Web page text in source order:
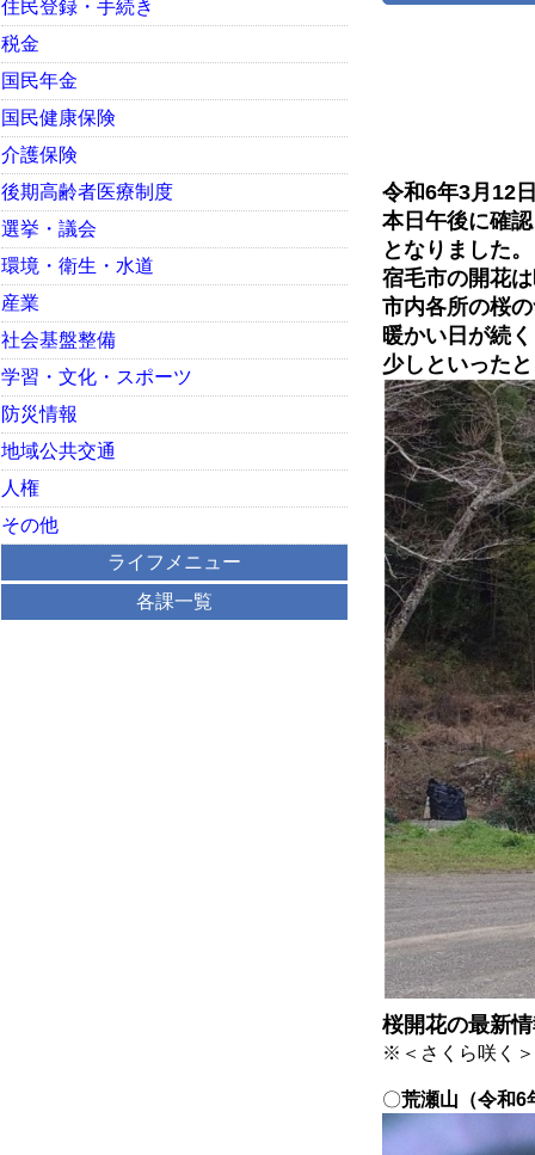
令和6年3月12
本日午後に確
となりました。
宿毛市の開花
市内各所の桜
暖かい日が続
少しといった
桜開花の最新
※＜さくら咲く
〇荒瀬山（令和6
住民登録・手続き
税金
国民年金
国民健康保険
介護保険
後期高齢者医療制度
選挙・議会
環境・衛生・水道
産業
社会基盤整備
学習・文化・スポーツ
防災情報
地域公共交通
人権
その他
ライフメニュー
各課一覧